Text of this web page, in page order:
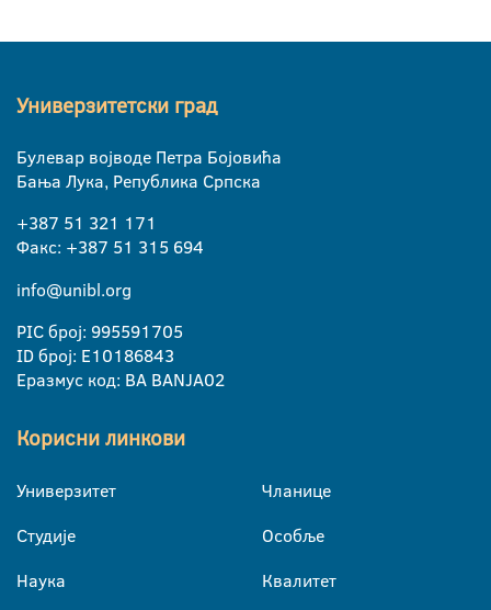
Универзитетски град
Булевар војводе Петра Бојовића
Бања Лука, Република Српска
+387 51 321 171
Факс: +387 51 315 694
info@unibl.org
PIC број: 995591705
ID број: E10186843
Еразмус код: BA BANJA02
Корисни линкови
Универзитет
Студије
Наука
Чланице
Особље
Квалитет